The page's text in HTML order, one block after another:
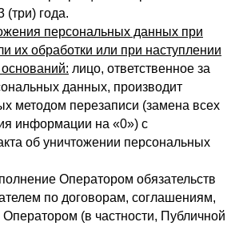
(три) года.
персональных данных при
их обработки или при наступлении
лицо, ответственное за
данных, производит
методом перезаписи (замена всех
информации на «0») с
об уничтожении персональных
Оператором обязательств
по договорам, соглашениям,
(в частности, Публичной